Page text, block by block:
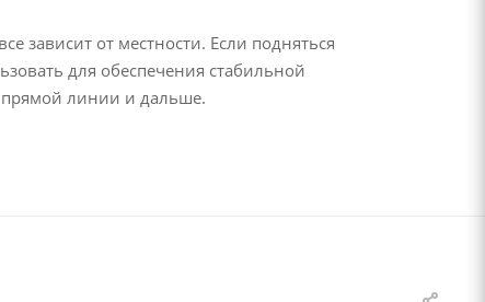
зависит от местности. Если подняться
для обеспечения стабильной
прямой линии и дальше.